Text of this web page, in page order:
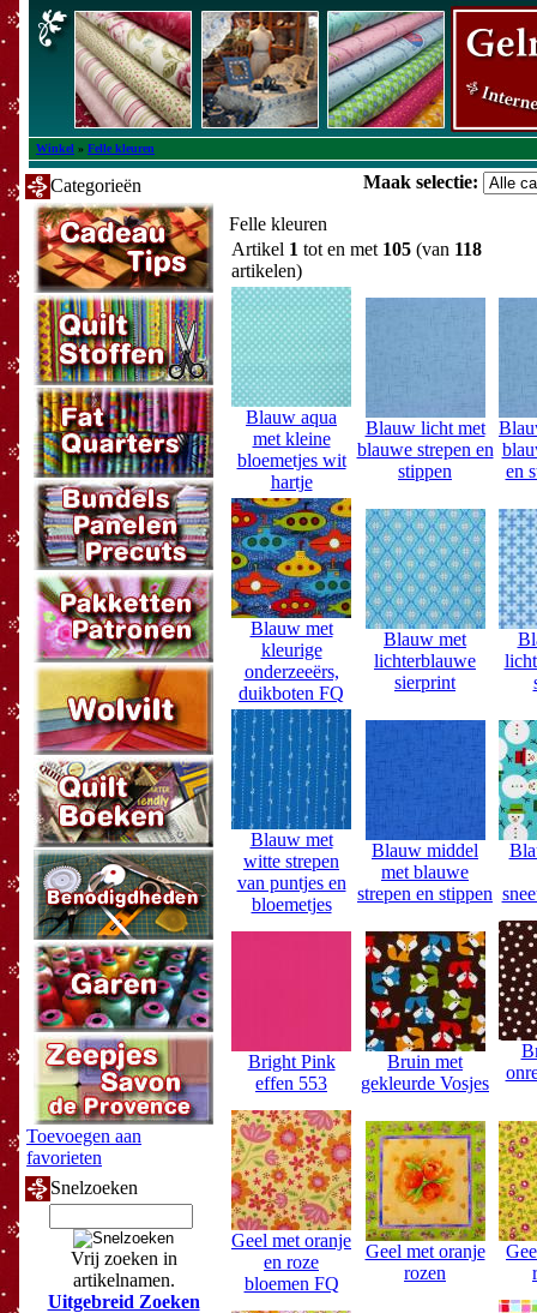
Winkel » Felle kleuren
Categorieën
Toevoegen aan
favorieten
Snelzoeken
Vrij zoeken in
artikelnamen.
Uitgebreid Zoeken
Maak selectie:
Felle kleuren
Artikel 1 tot en met 105 (van 118
artikelen)
Blauw aqua
met kleine
bloemetjes wit
hartje
Blauw licht met
blauwe strepen en
stippen
en
Blauw met
kleurige
onderzeeërs,
duikboten FQ
Blauw met
lichterblauwe
sierprint
Blauw met
witte strepen
van puntjes en
bloemetjes
Blauw middel
met blauwe
strepen en stippen
Bright Pink
effen 553
Bruin met
gekleurde Vosjes
Geel met oranje
en roze
bloemen FQ
Geel met oranje
rozen